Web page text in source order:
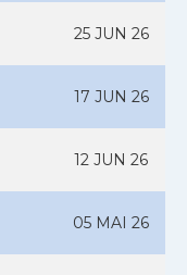
25 JUN 26
17 JUN 26
12 JUN 26
05 MAI 26